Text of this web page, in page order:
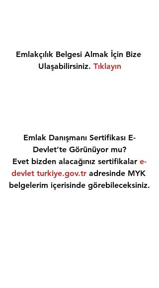
Emlakçılık Belgesi Almak İçin Bize
Ulaşabilirsiniz. Tıklayın
Emlak Danışmanı Sertifikası E-
Devlet’te Görünüyor mu?
Evet bizden alacağınız sertifikalar e-
devlet turkiye.gov.tr adresinde MYK
belgelerim içerisinde görebileceksiniz.